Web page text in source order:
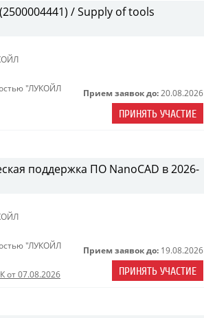
/ Supply of tools
"ЛУКОЙЛ
Прием заявок до: 20.08.2026
ПРИНЯТЬ УЧАСТИЕ
поддержка ПО NanoCAD в 2026-
"ЛУКОЙЛ
от 07.08.2026
Прием заявок до: 19.08.2026
ПРИНЯТЬ УЧАСТИЕ